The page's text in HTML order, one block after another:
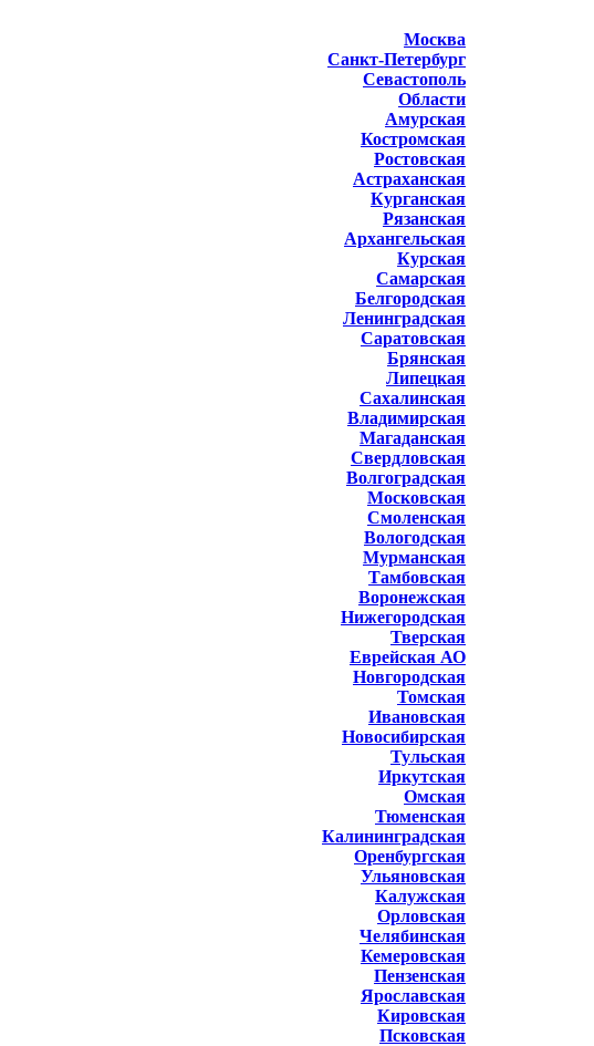
Москва
Санкт-Петербург
Севастополь
Области
Амурская
Костромская
Ростовская
Астраханская
Курганская
Рязанская
Архангельская
Курская
Самарская
Белгородская
Ленинградская
Саратовская
Брянская
Липецкая
Сахалинская
Владимирская
Магаданская
Свердловская
Волгоградская
Московская
Смоленская
Вологодская
Мурманская
Тамбовская
Воронежская
Нижегородская
Тверская
Еврейская АО
Новгородская
Томская
Ивановская
Новосибирская
Тульская
Иркутская
Омская
Тюменская
Калининградская
Оренбургская
Ульяновская
Калужская
Орловская
Челябинская
Кемеровская
Пензенская
Ярославская
Кировская
Псковская